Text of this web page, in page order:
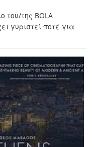
του/της BOLA
γυριστεί ποτέ για